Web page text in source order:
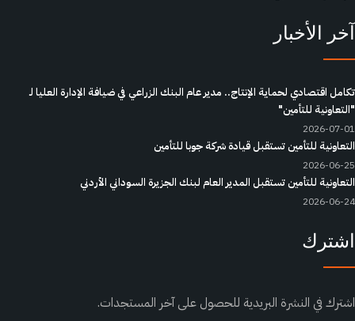
الأخبار
اقتصادي لحماية الإنتاج.. مدير عام البنك الزراعي في ضيافة الإدارة العليا لـ
للتأمين"
2026-
للتأمين تستقبل قيادة شركة جوبا للتأمين
2026-
للتأمين تستقبل المدير العام لبنك الجزيرة السوداني الأردني
2026-
في النشرة البريدية للحصول على آخر المستجدات.